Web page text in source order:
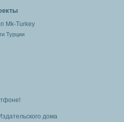
Турции
дома